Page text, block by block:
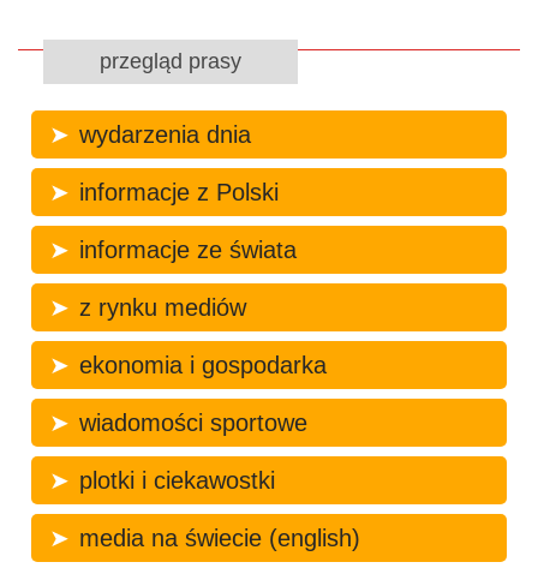
przegląd prasy
wydarzenia dnia
informacje z Polski
informacje ze świata
z rynku mediów
ekonomia i gospodarka
wiadomości sportowe
plotki i ciekawostki
media na świecie (english)